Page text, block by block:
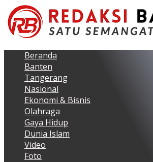
Beranda
Banten
Tangerang
Nasional
Ekonomi & Bisnis
Olahraga
Gaya Hidup
Dunia Islam
Video
Foto